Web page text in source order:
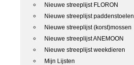
Nieuwe streeplijst FLORON
Nieuwe streeplijst paddenstoelen
Nieuwe streeplijst (korst)mossen
Nieuwe streeplijst ANEMOON
Nieuwe streeplijst weekdieren
Mijn Lijsten